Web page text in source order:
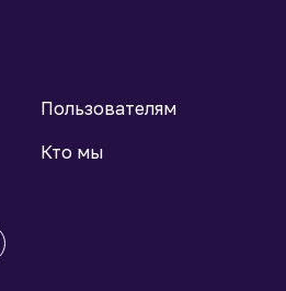
Пользователям
Кто мы